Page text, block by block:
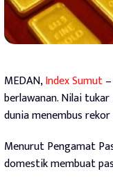
MEDAN,Index Sumut
berlawanan. Nilai
dunia menembus
Menurut Pengamat
domestik membuat